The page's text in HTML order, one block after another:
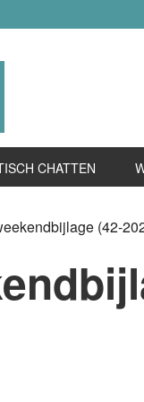
CHATTEN
(42-